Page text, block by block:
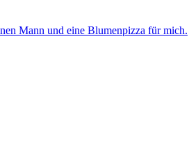
Mann und eine Blumenpizza für mich.